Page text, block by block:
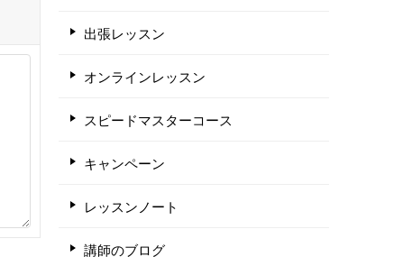
出張レッスン
オンラインレッスン
スピードマスターコース
キャンペーン
レッスンノート
講師のブログ